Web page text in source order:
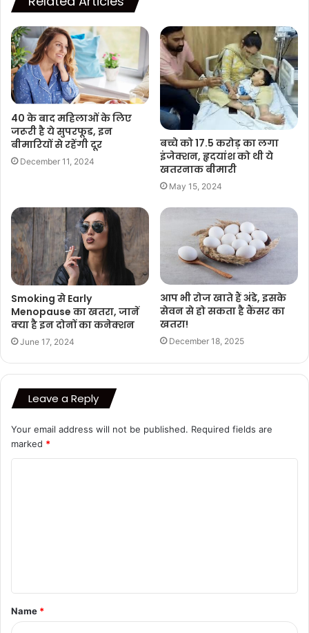
40 के बाद महिलाओं के लिए
जरूरी है ये सुपरफूड, इन
बीमारियों से रहेंगी दूर
December 11, 2024
बच्चे को 17.5 करोड़ का लगा
इंजेक्शन, हृदयांश को थी ये
खतरनाक बीमारी
May 15, 2024
Smoking से Early
Menopause का खतरा, जानें
क्या है इन दोनों का कनेक्शन
June 17, 2024
आप भी रोज खाते हैं अंडे, इसके
सेवन से हो सकता है कैंसर का
खतरा!
December 18, 2025
Leave a Reply
Your email address will not be published. Required fields are
marked *
t
*
Name *